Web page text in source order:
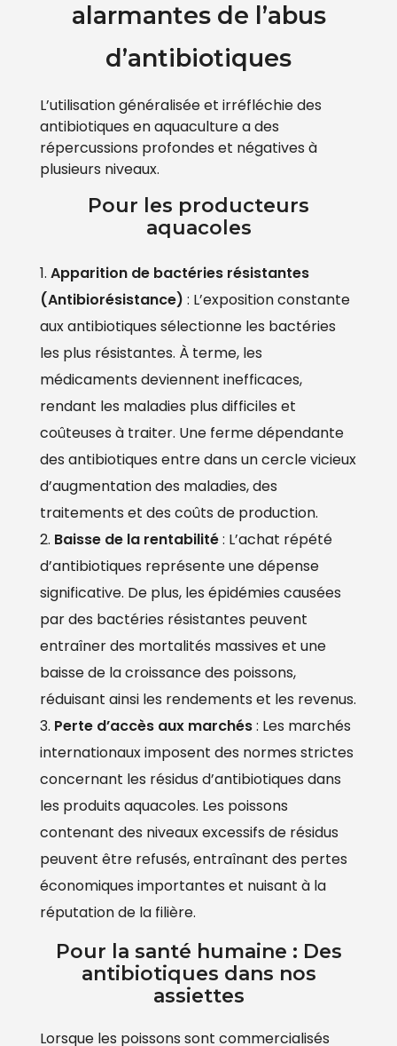
alarmantes de l’abus
d’antibiotiques
L’utilisation généralisée et irréfléchie des
antibiotiques en aquaculture a des
répercussions profondes et négatives à
plusieurs niveaux.
Pour les producteurs
aquacoles
Apparition de bactéries résistantes
(Antibiorésistance) : L’exposition constante
aux antibiotiques sélectionne les bactéries
les plus résistantes. À terme, les
médicaments deviennent inefficaces,
rendant les maladies plus difficiles et
coûteuses à traiter. Une ferme dépendante
des antibiotiques entre dans un cercle vicieux
d’augmentation des maladies, des
traitements et des coûts de production.
Baisse de la rentabilité: L’achat répété
d’antibiotiques représente une dépense
significative. De plus, les épidémies causées
par des bactéries résistantes peuvent
entraîner des mortalités massives et une
baisse de la croissance des poissons,
réduisant ainsi les rendements et les revenus.
Perte d’accès aux marchés: Les marchés
internationaux imposent des normes strictes
concernant les résidus d’antibiotiques dans
les produits aquacoles. Les poissons
contenant des niveaux excessifs de résidus
peuvent être refusés, entraînant des pertes
économiques importantes et nuisant à la
réputation de la filière.
Pour la santé humaine : Des
antibiotiques dans nos
assiettes
Lorsque les poissons sont commercialisés